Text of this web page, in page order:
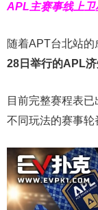
APL主赛事线上卫
随着APT台北站
28 日举行的APL
目前完整赛程表已
不同玩法的赛事轮